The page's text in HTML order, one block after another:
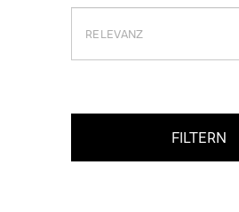
FILTERN